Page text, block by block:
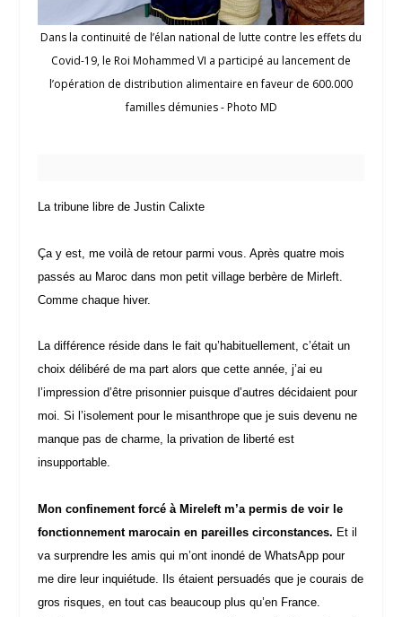
Dans la continuité de l’élan national de lutte contre les effets du
Covid-19, le Roi Mohammed VI a participé au lancement de
l’opération de distribution alimentaire en faveur de 600.000
familles démunies - Photo MD
La tribune libre de Justin Calixte
Ça y est, me voilà de retour parmi vous. Après quatre mois
passés au Maroc dans mon petit village berbère de Mirleft.
Comme chaque hiver.
La différence réside dans le fait qu’habituellement, c’était un
choix délibéré de ma part alors que cette année, j’ai eu
l’impression d’être prisonnier puisque d’autres décidaient pour
moi. Si l’isolement pour le misanthrope que je suis devenu ne
manque pas de charme, la privation de liberté est
insupportable.
Mon confinement forcé à Mireleft m’a permis de voir le
fonctionnement marocain en pareilles circonstances. Et il
va surprendre les amis qui m’ont inondé de WhatsApp pour
me dire leur inquiétude. Ils étaient persuadés que je courais de
gros risques, en tout cas beaucoup plus qu’en France.